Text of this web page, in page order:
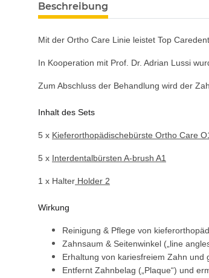
Beschreibung
Mit der Ortho Care Linie leistet Top
In Kooperation mit Prof. Dr. Adrian Lussi
Zum Abschluss der Behandlung wird der
Inhalt des Sets
5 x Kieferorthopädischebürste Ortho Care
5 x Interdentalbürsten A-brush A1
1 x Halter Holder 2
Wirkung
Reinigung & Pflege von
Zahnsaum & Seitenwinkel („line
Erhaltung von kariesfreiem Zahn und
Entfernt Zahnbelag („Plaque“) und